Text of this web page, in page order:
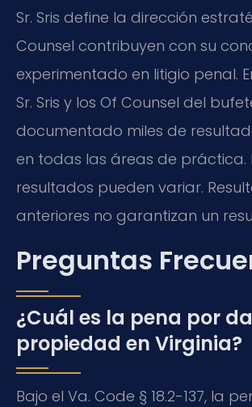
Sr. Sris define la dirección
Counsel contribuyen con su
experimentado en litigio penal.
Sr. Sris y los Of Counsel del
documentado miles de
en todas las áreas de práctica.
resultados pueden variar.
anteriores no garantizan un
Preguntas
¿Cuál es la pena por
propiedad en Virginia?
Bajo el Va. Code § 18.2-137, la